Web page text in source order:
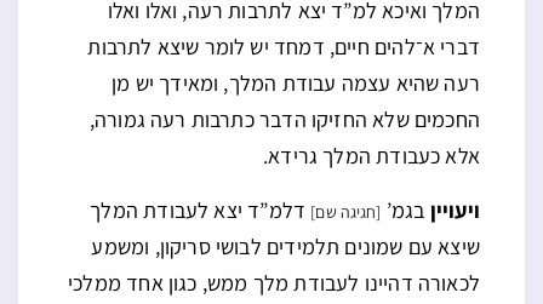
המלך ואיכא למ”ד יצא לתרבות רעה, ואלו ואלו
דברי א־להים חיים, דמחד יש לומר שיצא לתרבות
רעה שהיא עצמה עבודת המלך, ומאידך יש מן
החכמים שלא החזיקו הדבר כתרבות רעה גמורה,
אלא כעבודת המלך גרידא.
ויעויין בגמ’ [חגיגה שם] דלמ”ד יצא לעבודת המלך
שיצא עם שמונים תלמידים לבושי סריקון, ומשמע
לכאורה דהיינו לעבודת מלך ממש, כגון אחד ממלכי